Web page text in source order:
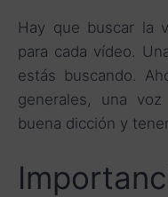
Hay que buscar la
para cada vídeo.
estás buscando.
generales, una
buena dicción y